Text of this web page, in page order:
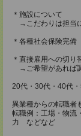
＊施設について
→こだわりは担当
＊各種社会保険完備
＊直接雇用への切り
→ご希望があれば
20代・30代・40代
異業種からの転職者
転職例：工場・物流
力 などなど